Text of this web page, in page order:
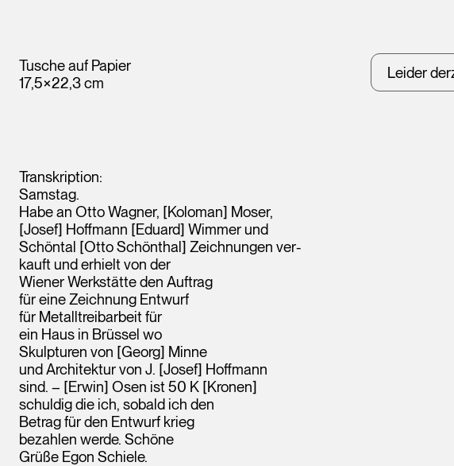
Leopold Museum,
Wien
Tusche auf Papier
17,5×22,3 cm
Leider
Transkription:
Samstag.
Habe an Otto Wagner, [Koloman] Moser,
[Josef] Hoffmann [Eduard] Wimmer und
Schöntal [Otto Schönthal] Zeichnungen ver-
kauft und erhielt von der
Wiener Werkstätte den Auftrag
für eine Zeichnung Entwurf
für Metalltreibarbeit für
ein Haus in Brüssel wo
Skulpturen von [Georg] Minne
und Architektur von J. [Josef] Hoffmann
sind. – [Erwin] Osen ist 50 K [Kronen]
schuldig die ich, sobald ich den
Betrag für den Entwurf krieg
bezahlen werde. Schöne
Grüße Egon Schiele.